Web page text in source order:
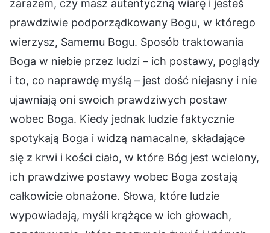
zarazem, czy masz autentyczną wiarę i jesteś
prawdziwie podporządkowany Bogu, w którego
wierzysz, Samemu Bogu. Sposób traktowania
Boga w niebie przez ludzi – ich postawy, poglądy
i to, co naprawdę myślą – jest dość niejasny i nie
ujawniają oni swoich prawdziwych postaw
wobec Boga. Kiedy jednak ludzie faktycznie
spotykają Boga i widzą namacalne, składające
się z krwi i kości ciało, w które Bóg jest wcielony,
ich prawdziwe postawy wobec Boga zostają
całkowicie obnażone. Słowa, które ludzie
wypowiadają, myśli krążące w ich głowach,